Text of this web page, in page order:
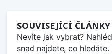
SOUVISEJÍCÍ
Nevíte jak vybrat?
snad najdete, co